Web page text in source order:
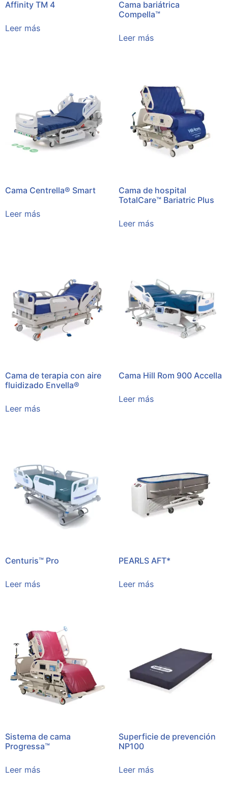
Affinity TM 4
Leer más
Cama bariátrica
Compella™
Leer más
Cama Centrella® Smart
Leer más
Cama de hospital
TotalCare™ Bariatric Plus
Leer más
Cama de terapia con aire
fluidizado Envella®
Leer más
Cama Hill Rom 900 Accella
Leer más
Centuris™ Pro
Leer más
PEARLS AFT*
Leer más
Sistema de cama
Progressa™
Leer más
Superficie de prevención
NP100
Leer más